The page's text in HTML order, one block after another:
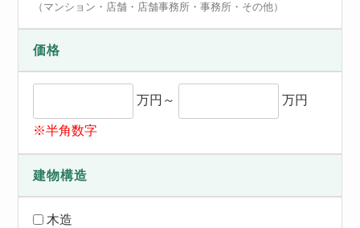
（マンション・店舗・店舗事務所・事務所・その他）
価格
万円～ 万円
※半角数字
建物構造
木造